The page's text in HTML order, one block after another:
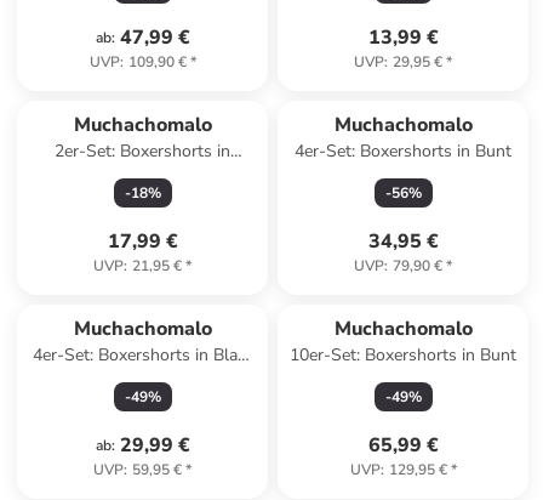
ab: 47,99 €
UVP: 109,90 €*
13,99 €
UVP: 29,95 €*
Muchachomalo
2er-Set: Boxershorts in
Dunkelgrün/ Rosa
-18%
17,99 €
UVP: 21,95 €*
Muchachomalo
4er-Set: Boxershorts in Bunt
-56%
34,95 €
UVP: 79,90 €*
Muchachomalo
4er-Set: Boxershorts in Blau/
Dunkelblau
-49%
ab: 29,99 €
UVP: 59,95 €*
Muchachomalo
10er-Set: Boxershorts in Bunt
-49%
65,99 €
UVP: 129,95 €*